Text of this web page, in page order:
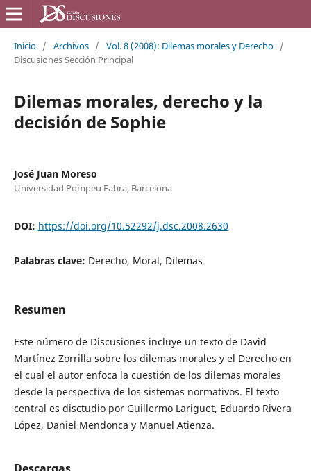
Inicio / Archivos / Vol. 8 (2008): Dilemas morales y Derecho /
Discusiones Sección Principal
Dilemas morales, derecho y la
decisión de Sophie
José Juan Moreso
Universidad Pompeu Fabra, Barcelona
DOI: https://doi.org/10.52292/j.dsc.2008.2630
Palabras clave: Derecho, Moral, Dilemas
Resumen
Este número de Discusiones incluye un texto de David
Martínez Zorrilla sobre los dilemas morales y el Derecho en
el cual el autor enfoca la cuestión de los dilemas morales
desde la perspectiva de los sistemas normativos. El texto
central es disctudio por Guillermo Lariguet, Eduardo Rivera
López, Daniel Mendonca y Manuel Atienza.